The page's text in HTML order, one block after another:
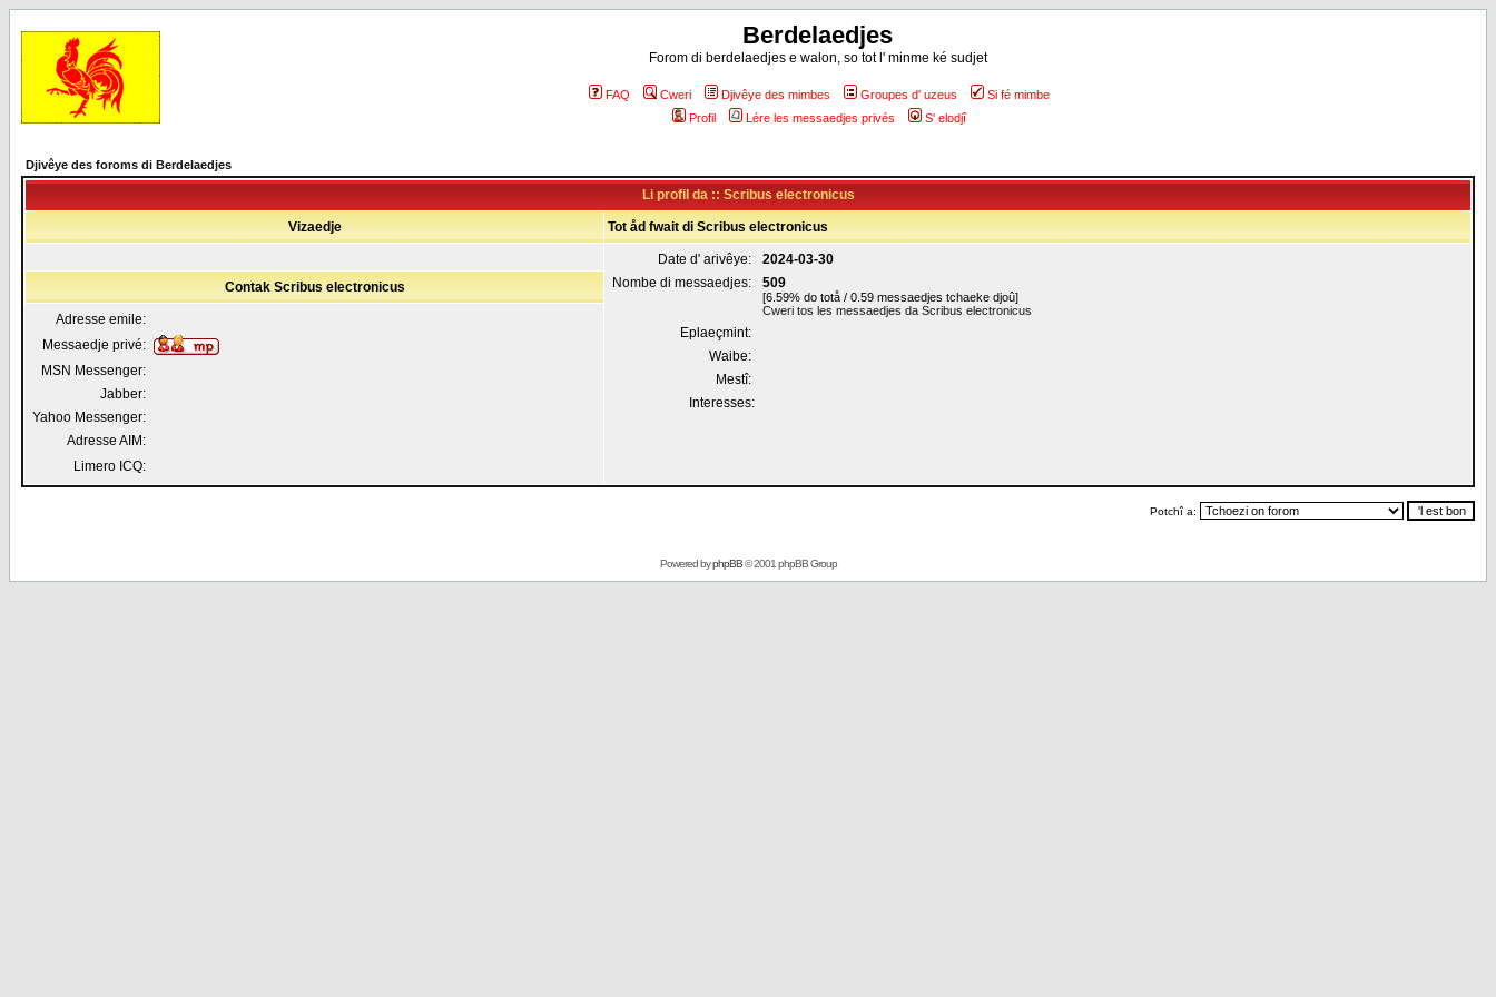
Berdelaedjes
Forom di berdelaedjes e walon, so tot l' minme ké sudjet
FAQ Cweri Djivêye des mimbes Groupes d' uzeus
Si fé mimbe
Profil
Lére les messaedjes privés S' elodjî
Djivêye des foroms di Berdelaedjes
Li profil da :: Scribus electronicus
Vizaedje Tot åd fwait di Scribus electronicus
Date d' arivêye:
2024-03-30
Nombe di messaedjes:
509
[6.59% do totå / 0.59 messaedjes tchaeke djoû]
Cweri tos les messaedjes da Scribus electronicus
Eplaeçmint:
Waibe:
Mestî:
Interesses:
Contak Scribus electronicus
Adresse emile:
Messaedje privé:
MSN Messenger:
Jabber:
Yahoo Messenger:
Adresse AIM:
Limero ICQ:
Potchî a:
Powered byphpBB© 2001 phpBB Group